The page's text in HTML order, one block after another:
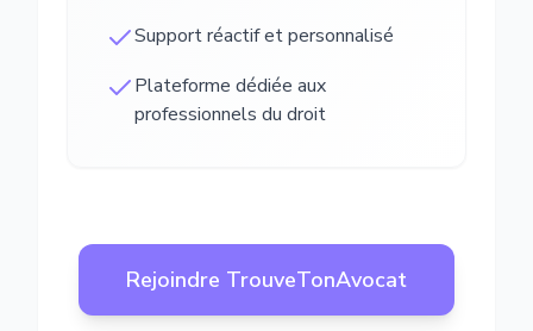
Support réactif et personnalisé
Plateforme dédiée aux
professionnels du droit
Rejoindre TrouveTonAvocat